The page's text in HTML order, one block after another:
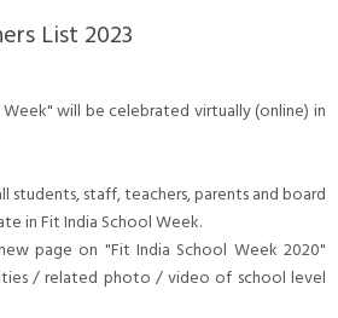
List 2023
Week" will be celebrated virtually (online) in
students, staff, teachers, parents and board
in Fit India School Week.
page on "Fit India School Week 2020"
/ related photo / video of school level